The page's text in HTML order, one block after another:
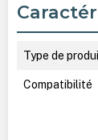
Type de
Compatibilité